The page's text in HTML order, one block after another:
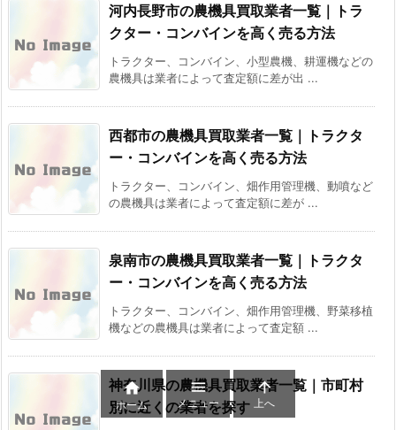
河内長野市の農機具買取業者一覧｜トラ
クター・コンバインを高く売る方法
トラクター、コンバイン、小型農機、耕運機などの
農機具は業者によって査定額に差が出 ...
西都市の農機具買取業者一覧｜トラクタ
ー・コンバインを高く売る方法
トラクター、コンバイン、畑作用管理機、動噴など
の農機具は業者によって査定額に差が ...
泉南市の農機具買取業者一覧｜トラクタ
ー・コンバインを高く売る方法
トラクター、コンバイン、畑作用管理機、野菜移植
機などの農機具は業者によって査定額 ...
神奈川県の農機具買取業者一覧｜市町村
別に近くの業者を探す

ホーム

メニュー

上へ